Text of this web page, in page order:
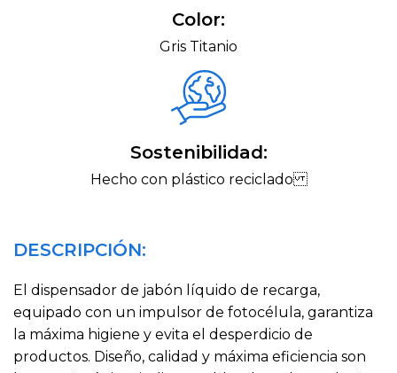
Color:
Gris Titanio
Sostenibilidad:
Hecho con plástico reciclado
DESCRIPCIÓN:
El dispensador de jabón líquido de recarga,
equipado con un impulsor de fotocélula, garantiza
la máxima higiene y evita el desperdicio de
productos. Diseño, calidad y máxima eficiencia son